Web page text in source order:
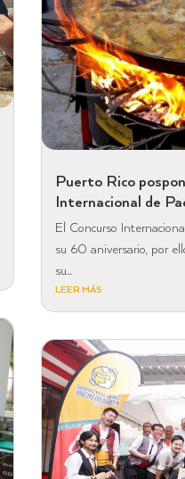
Puerto Rico
Internacional de
El Concurso
su 60 aniversario, por
su...
LEER MÁS